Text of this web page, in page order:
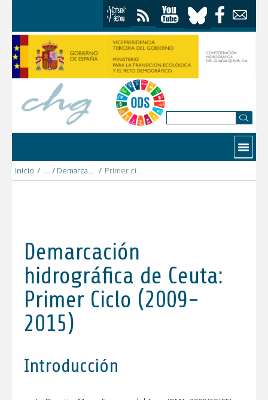
Contactar
Inicio / Demarcación Hidrográfica de Ceuta / Primer ciclo Ceuta
Demarcación
hidrográfica de Ceuta:
Primer Ciclo (2009-
2015)
Introducción